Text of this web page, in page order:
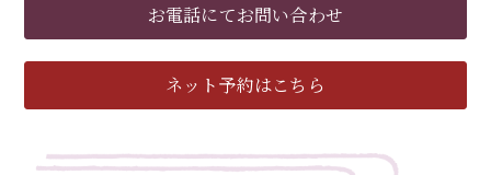
お電話にてお問い合わせ
ネット予約はこちら